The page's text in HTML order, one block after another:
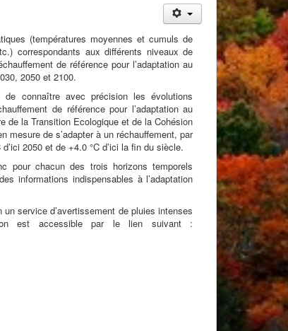
(températures moyennes et cumuls de
correspondants aux différents niveaux de
de référence pour l’adaptation au
2050 et 2100.
connaître avec précision les évolutions
de référence pour l’adaptation au
de la Transition Ecologique et de la Cohésion
mesure de s’adapter à un réchauffement, par
2050 et de +4.0 °C d’ici la fin du siècle.
pour chacun des trois horizons temporels
informations indispensables à l’adaptation
service d’avertissement de pluies intenses
est accessible par le lien suivant :